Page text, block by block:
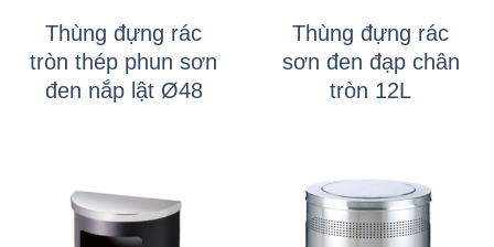
Thùng đựng rác
tròn thép phun sơn
đen nắp lật Ø48
Thùng đựng rác
sơn đen đạp chân
tròn 12L